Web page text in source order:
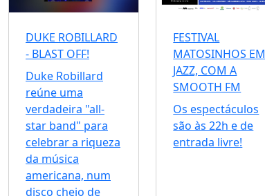
DUKE ROBILLARD
- BLAST OFF!
Duke Robillard
reúne uma
verdadeira "all-
star band" para
celebrar a riqueza
da música
americana, num
disco cheio de
FESTIVAL
MATOSINHOS EM
JAZZ, COM A
SMOOTH FM
Os espectáculos
são às 22h e de
entrada livre!